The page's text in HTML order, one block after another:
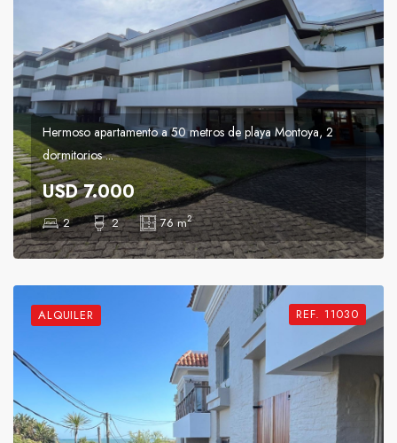
Hermoso apartamento a 50 metros de playa Montoya, 2
dormitorios ...
USD 7.000
2 2 76 m2
ALQUILER REF. 11030